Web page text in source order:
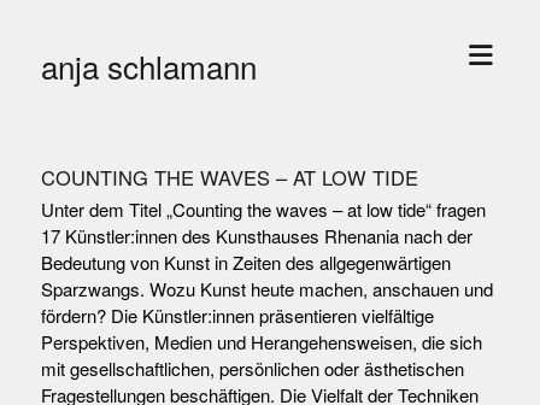
anja schlamann
Menü
COUNTING THE WAVES – AT LOW TIDE
Unter dem Titel „Counting the waves – at low tide“ fragen
17 Künstler:innen des Kunsthauses Rhenania nach der
Bedeutung von Kunst in Zeiten des allgegenwärtigen
Sparzwangs. Wozu Kunst heute machen, anschauen und
fördern? Die Künstler:innen präsentieren vielfältige
Perspektiven, Medien und Herangehensweisen, die sich
mit gesellschaftlichen, persönlichen oder ästhetischen
Fragestellungen beschäftigen. Die Vielfalt der Techniken